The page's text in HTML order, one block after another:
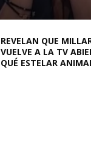
REVELAN QUE
VUELVE A LA TV
QUÉ ESTELAR